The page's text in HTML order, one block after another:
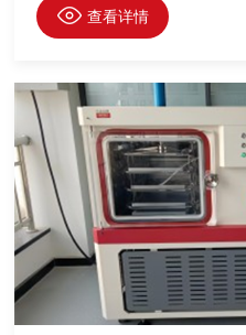
性，为实验参数优化提供依据。
查看详情